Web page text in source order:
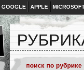
GOOGLE APPLE